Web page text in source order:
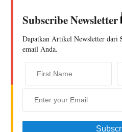
Subscribe Newsletter
Dapatkan Artikel Newsletter dari
email Anda.